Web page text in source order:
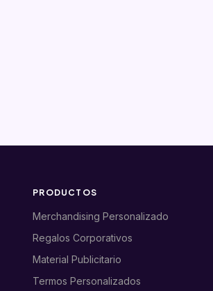
PRODUCTOS
Merchandising Personalizado
Regalos Corporativos
Material Publicitario
Termos Personalizados